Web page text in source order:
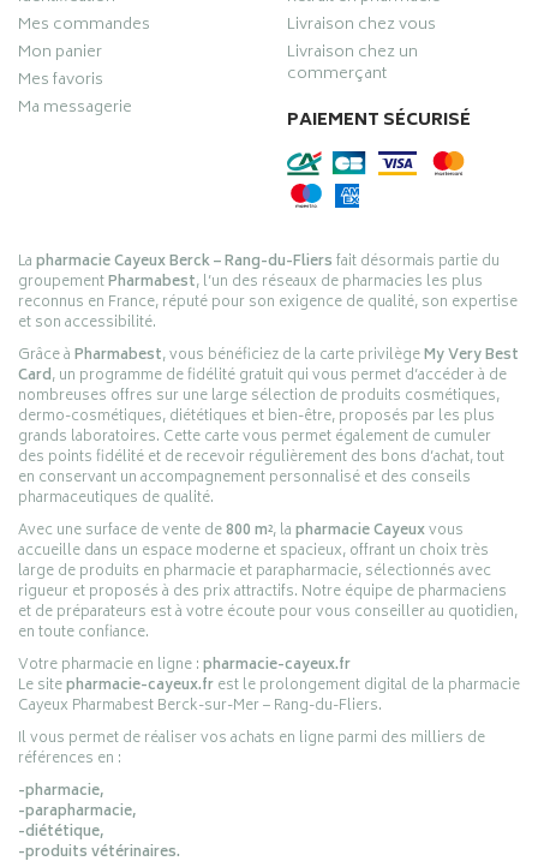
Mes commandes
Mon panier
Mes favoris
Ma messagerie
Livraison chez vous
Livraison chez un
commerçant
PAIEMENT SÉCURISÉ
Lapharmacie Cayeux Berck – Rang-du-Fliersfait désormais partie du
groupementPharmabest, l’un des réseaux de pharmacies les plus
reconnus en France, réputé pour son exigence de qualité, son expertise
et son accessibilité.
Grâce àPharmabest, vous bénéficiez de la carte privilègeMy Very Best
Card, un programme de fidélité gratuit qui vous permet d’accéder à de
nombreuses offres sur une large sélection de produits cosmétiques,
dermo-cosmétiques, diététiques et bien-être, proposés par les plus
grands laboratoires. Cette carte vous permet également de cumuler
des points fidélité et de recevoir régulièrement des bons d’achat, tout
en conservant un accompagnement personnalisé et des conseils
pharmaceutiques de qualité.
Avec une surface de vente de800 m², lapharmacie Cayeuxvous
accueille dans un espace moderne et spacieux, offrant un choix très
large de produits en pharmacie et parapharmacie, sélectionnés avec
rigueur et proposés à des prix attractifs. Notre équipe de pharmaciens
et de préparateurs est à votre écoute pour vous conseiller au quotidien,
en toute confiance.
Votre pharmacie en ligne :pharmacie-cayeux.fr
Le sitepharmacie-cayeux.frest le prolongement digital de la pharmacie
Cayeux Pharmabest Berck-sur-Mer – Rang-du-Fliers.
Il vous permet de réaliser vos achats en ligne parmi des milliers de
références en :
-pharmacie,
-parapharmacie,
-diététique,
-produits vétérinaires.